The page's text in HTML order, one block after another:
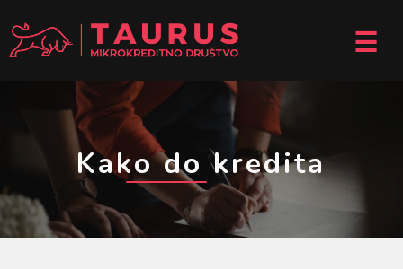
☰
Kako do kredita